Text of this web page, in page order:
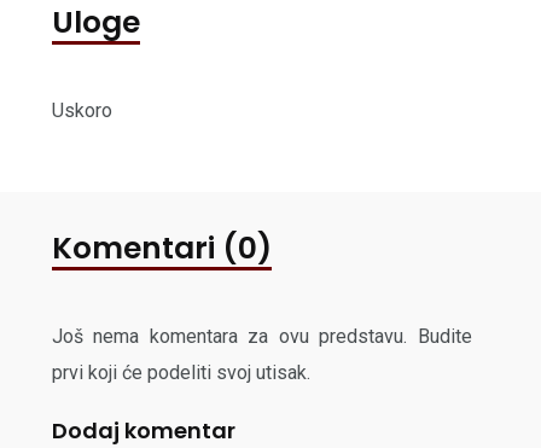
Uloge
Uskoro
Komentari (0)
Još nema komentara za ovu predstavu. Budite
prvi koji će podeliti svoj utisak.
Dodaj komentar